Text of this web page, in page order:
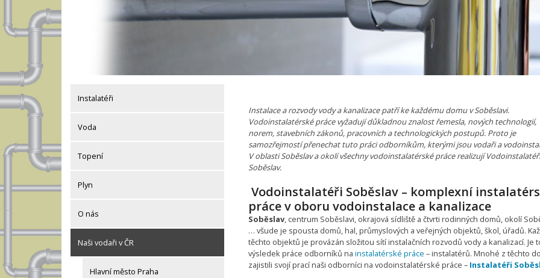
Instalatéři
Voda
Topení
Plyn
O nás
Naši vodaři v ČR
Hlavní město Praha
Instalace a rozvody vody a kanalizace patří ke každému domu v Soběslavi.
Vodoinstalatérské práce vyžadují důkladnou znalost řemesla, nových technologií,
norem, stavebních zákonů, pracovních a technologických postupů. Proto je
samozřejmostí přenechat tuto práci odborníkům, kterými jsou vodaři a
V oblasti Soběslav a okolí všechny vodoinstalatérské práce realizují Vodoinstalatéři
Soběslav.
Vodoinstalatéři Soběslav – komplexní
práce v oboru vodoinstalace a kanalizace
Soběslav, centrum Soběslavi, okrajová sídliště a čtvrti rodinných domů, okolí
… všude je spousta domů, hal, průmyslových a veřejných objektů, škol, úřadů.
těchto objektů je provázán složitou sítí instalačních rozvodů vody a kanalizací. Je
výsledek práce odborníků na instalatérské práce – instalatérů. Mnohé z těchto
zajistili svojí prací naši odborníci na vodoinstalatérské práce – Instalatéři